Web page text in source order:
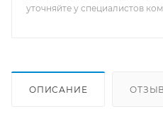
уточняйте у специалистов
ОПИСАНИЕ